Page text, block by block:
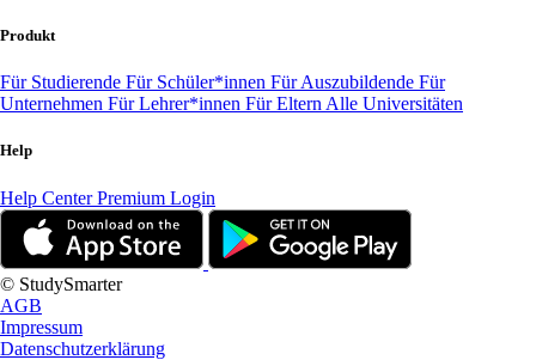
Produkt
Für Studierende Für Schüler*innen Für Auszubildende Für
Unternehmen Für Lehrer*innen Für Eltern Alle Universitäten
Help
Help CenterPremium Login
© StudySmarter
AGB
Impressum
Datenschutzerklärung